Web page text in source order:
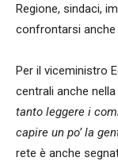
Regione, sindaci,
confrontarsi
Per il viceministro
centrali anche
tanto leggere i
capire un po’ la
rete è anche